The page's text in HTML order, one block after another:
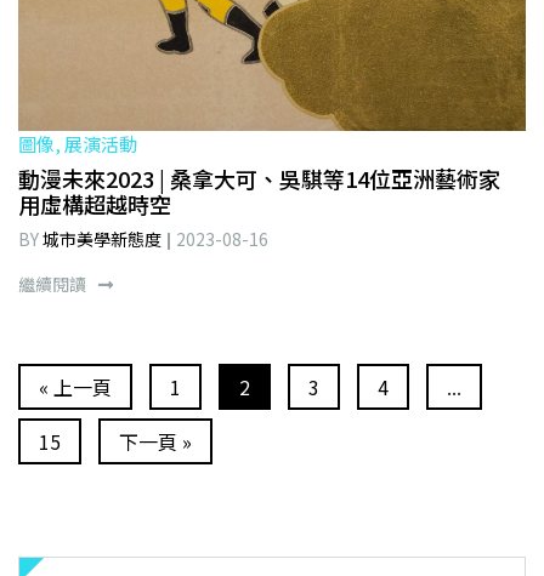
圖像, 展演活動
動漫未來2023 | 桑拿大可、吳騏等14位亞洲藝術家
用虛構超越時空
BY城市美學新態度
2023-08-16
繼續閱讀
« 上一頁 1 2 3 4
...
15
下一頁 »